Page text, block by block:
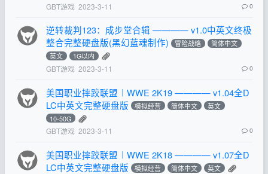
GBT游戏 2023-3-11 0
逆转裁判123：成步堂合辑 ———— v1.0中英文终极
整合完整硬盘版(黑幻蓝魂制作)
冒险战略
简体中文
英文
1G以内
GBT游戏 2023-3-11 0
美国职业摔跤联盟︱WWE 2K19 ———— v1.04全D
LC中英文完整硬盘版
模拟经营 简体中文
英文
10-50G
GBT游戏 2023-3-11 0
美国职业摔跤联盟︱WWE 2K18 ———— v1.07全D
LC中英文完整硬盘版
模拟经营 简体中文 英文